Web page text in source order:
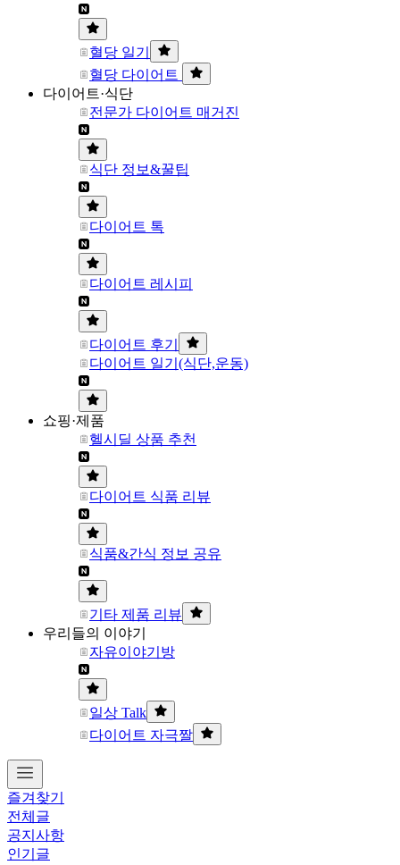
혈당 일기
혈당 다이어트
다이어트·식단
전문가 다이어트 매거진
식단 정보&꿀팁
다이어트 톡
다이어트 레시피
다이어트 후기
다이어트 일기(식단,운동)
쇼핑·제품
헬시딜 상품 추천
다이어트 식품 리뷰
식품&간식 정보 공유
기타 제품 리뷰
우리들의 이야기
자유이야기방
일상 Talk
다이어트 자극짤
즐겨찾기
전체글
공지사항
인기글